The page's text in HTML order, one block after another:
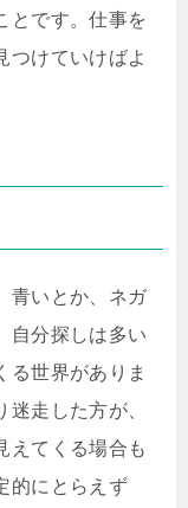
とです。仕事を
つけていけばよ
青いとか、ネガ
自分探しは多い
る世界がありま
走した方が、
えてくる場合も
的にとらえず